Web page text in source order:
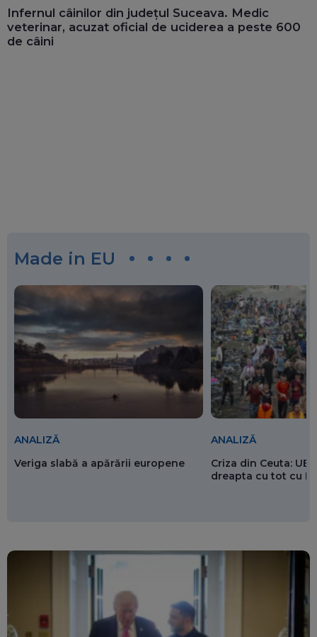
Infernul câinilor din județul Suceava. Medic
veterinar, acuzat oficial de uciderea a peste 600
de câini
Made in EU
ANALIZĂ
Veriga slabă a apărării europene
ANALIZĂ
Criza din Ceuta: UE
dreapta cu tot cu